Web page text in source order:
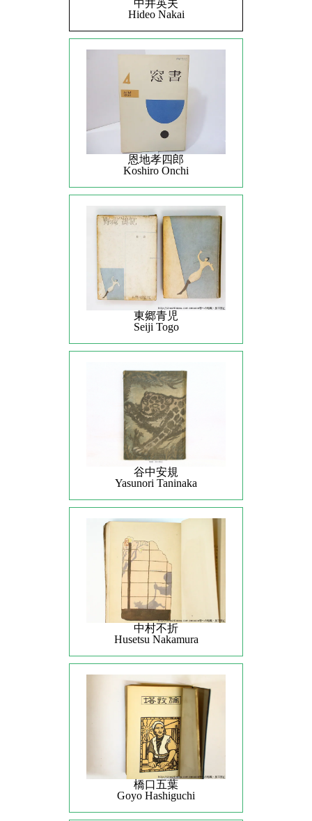
中井英夫
Hideo Nakai
恩地孝四郎
Koshiro Onchi
東郷青児
Seiji Togo
谷中安規
Yasunori Taninaka
中村不折
Husetsu Nakamura
橋口五葉
Goyo Hashiguchi